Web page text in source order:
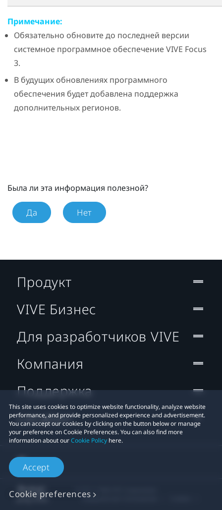
Примечание:
Обязательно обновите до последней версии
системное программное обеспечение VIVE Focus
3.
В будущих обновлениях программного
обеспечения будет добавлена поддержка
дополнительных регионов.
Была ли эта информация полезной?
Да Нет
This site uses cookies to optimize website functionality, analyze website
performance, and provide personalized experience and advertisement.
You can accept our cookies by clicking on the button below or manage
your preference on Cookie Preferences. You can also find more
information about ourCookie Policy here.
Accept
Cookie preferences
Продукт
VIVE Бизнес
Для разработчиков VIVE
Компания
Поддержка
Location
Юридическое Cоглашение